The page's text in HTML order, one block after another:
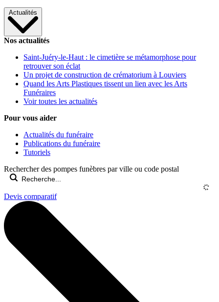
Actualités
Nos actualités
Saint-Juéry-le-Haut : le cimetière se métamorphose pour
retrouver son éclat
Un projet de construction de crématorium à Louviers
Quand les Arts Plastiques tissent un lien avec les Arts
Funéraires
Voir toutes les actualités
Pour vous aider
Actualités du funéraire
Publications du funéraire
Tutoriels
Rechercher des pompes funèbres par ville ou code postal
Devis comparatif